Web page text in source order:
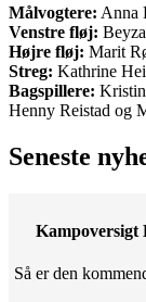
Målvogtere: Anna
Venstre fløj:
Højre fløj: Marit
Streg: Kathrine
Bagspillere:
Henny Reistad og
Seneste
Kampoversigt
Så er den